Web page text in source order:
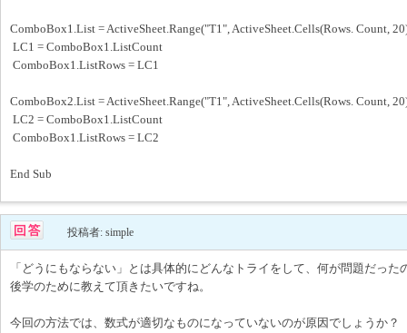
ComboBox1.List = ActiveSheet.Range("T1", ActiveSheet.Cells(Rows. Count,
LC1 = ComboBox1.ListCount
ComboBox1.ListRows = LC1
ComboBox2.List = ActiveSheet.Range("T1", ActiveSheet.Cells(Rows. Count,
LC2 = ComboBox1.ListCount
ComboBox1.ListRows = LC2
End Sub
投稿者: simple
「どうにもならない」とは具体的にどんなトライをして、何が問題だった
後学のために教えて頂きたいですね。
今回の方法では、数式が適切なものになっていないのが原因でしょうか？